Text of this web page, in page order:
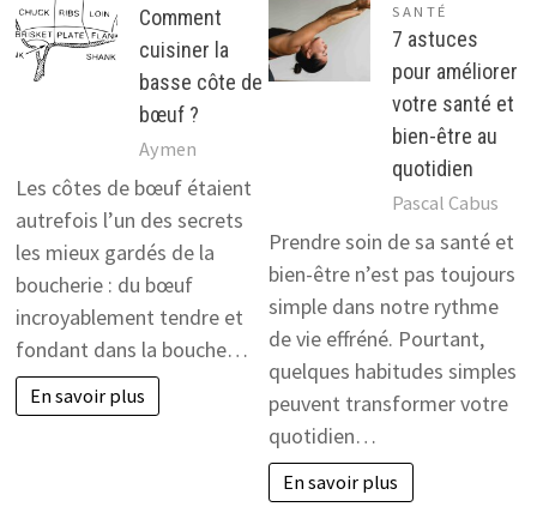
Comment
cuisiner la
basse côte de
bœuf ?
Aymen
Les côtes de bœuf étaient
autrefois l’un des secrets
les mieux gardés de la
boucherie : du bœuf
incroyablement tendre et
fondant dans la bouche…
En savoir plus
SANTÉ
7 astuces
pour améliorer
votre santé et
bien-être au
quotidien
Pascal Cabus
Prendre soin de sa santé et
bien-être n’est pas toujours
simple dans notre rythme
de vie effréné. Pourtant,
quelques habitudes simples
peuvent transformer votre
quotidien…
En savoir plus